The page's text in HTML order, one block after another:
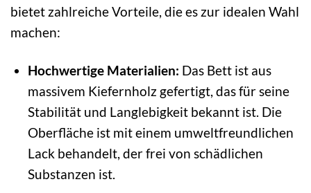
bietet zahlreiche Vorteile, die es zur idealen Wahl
machen:
Hochwertige Materialien: Das Bett ist aus
massivem Kiefernholz gefertigt, das für seine
Stabilität und Langlebigkeit bekannt ist. Die
Oberfläche ist mit einem umweltfreundlichen
Lack behandelt, der frei von schädlichen
Substanzen ist.